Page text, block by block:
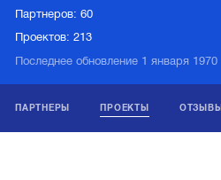
Партнеров:60
Проектов:213
Последнее обновление 1 января 1970
ПАРТНЕРЫ ПРОЕКТЫ ОТЗЫВЫ